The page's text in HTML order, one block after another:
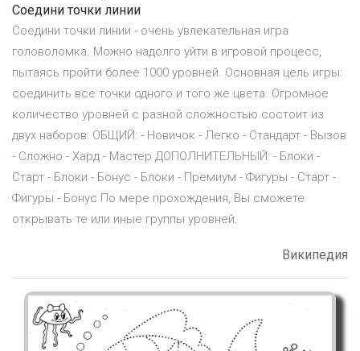
Соедини точки линии
Соедини точки линии - очень увлекательная игра
головоломка. Можно надолго уйти в игровой процесс,
пытаясь пройти более 1000 уровней. Основная цель игры:
соединить все точки одного и того же цвета. Огромное
количество уровней с разной сложностью состоит из
двух наборов: ОБЩИЙ: - Новичок - Легко - Стандарт - Вызов
- Сложно - Хард - Мастер ДОПОЛНИТЕЛЬНЫЙ: - Блоки -
Старт - Блоки - Бонус - Блоки - Премиум - Фигуры - Старт -
Фигуры - Бонус По мере прохождения, Вы сможете
открывать те или иные группы уровней.
Википедия